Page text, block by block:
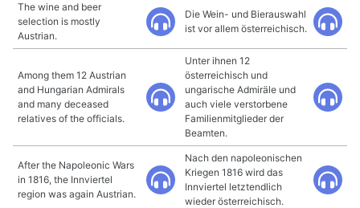
The wine and beer
selection is mostly
Austrian.
Die Wein- und Bierauswahl
ist vor allem österreichisch.
Among them 12 Austrian
and Hungarian Admirals
and many deceased
relatives of the officials.
Unter ihnen 12
österreichisch und
ungarische Admiräle und
auch viele verstorbene
Familienmitglieder der
Beamten.
After the Napoleonic Wars
in 1816, the Innviertel
region was again Austrian.
Nach den napoleonischen
Kriegen 1816 wird das
Innviertel letztendlich
wieder österreichisch.